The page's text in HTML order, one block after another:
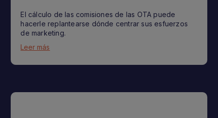
El cálculo de las comisiones de las OTA puede
hacerle replantearse dónde centrar sus esfuerzos
de marketing.
Leer más